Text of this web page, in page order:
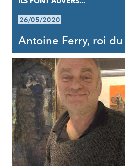
26/05/2020
Antoine Ferry, roi